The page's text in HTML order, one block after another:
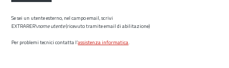
Se sei un utente esterno, nel campo email, scrivi
EXTRARER\nome utente(ricevuto tramite email di abilitazione)
Per problemi tecnici contatta l’assistenza informatica.